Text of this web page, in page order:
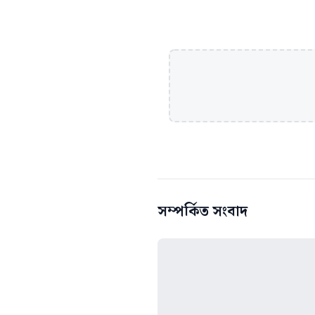
সম্পর্কিত সংবাদ